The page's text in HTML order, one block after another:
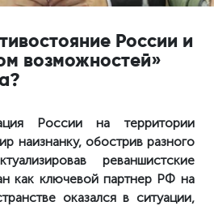
России и
возможностей»
России на территории
наизнанку, обострив разного
реваншистские
как ключевой партнер РФ на
оказался в ситуации,